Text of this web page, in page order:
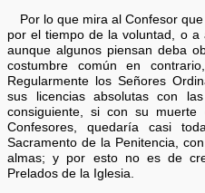
Por lo que mira al Confesor
por el tiempo de la voluntad, o a
aunque algunos piensan deba
costumbre común en
Regularmente los Señores
sus licencias absolutas con
consiguiente, si con su
Confesores, quedaría casi
Sacramento de la Penitencia,
almas; y por esto no es de
Prelados de la Iglesia.